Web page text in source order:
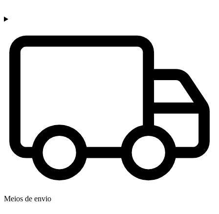
Meios de envio